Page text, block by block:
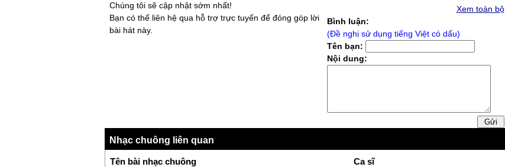
Chúng tôi sẽ cập nhật sớm nhất!
Bạn có thể liên hệ qua hỗ trợ trực tuyến để đóng góp lời
bài hát này.
Xem toàn bộ
Bình luận:
(Đề nghị sử dụng tiếng Việt có dấu)
Tên bạn:
Nội dung:
Nhạc chuông liên quan
Tên bài nhạc chuông Ca sĩ